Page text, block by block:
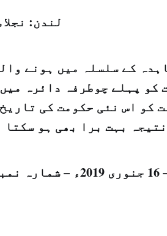
لندن:
کے سلسلہ میں ہونے
پہلے چوطرفہ دائرہ
کو اس نئی حکومت کی
بہت برا بھی ہو سکتا